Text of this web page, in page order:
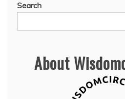
Search
About